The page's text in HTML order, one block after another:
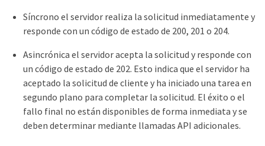
Síncrono el servidor realiza la solicitud inmediatamente y
responde con un código de estado de 200, 201 o 204.
Asincrónica el servidor acepta la solicitud y responde con
un código de estado de 202. Esto indica que el servidor ha
aceptado la solicitud de cliente y ha iniciado una tarea en
segundo plano para completar la solicitud. El éxito o el
fallo final no están disponibles de forma inmediata y se
deben determinar mediante llamadas API adicionales.